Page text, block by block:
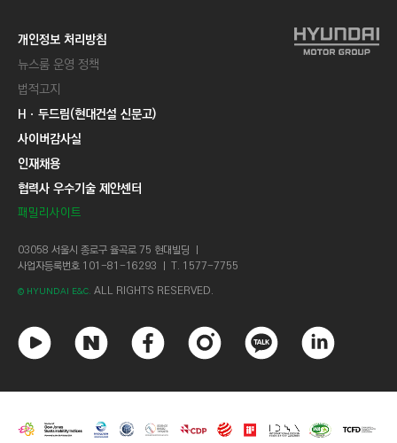
개인정보 처리방침
뉴스룸 운영 정책
법적고지
Hㆍ두드림(현대건설 신문고)
사이버감사실
인재채용
협력사 우수기술 제안센터
패밀리사이트
03058 서울시 종로구 율곡로 75 현대빌딩 ㅣ
사업자등록번호 101-81-16293 ㅣ T. 1577-7755
© HYUNDAI E&C. ALL RIGHTS RESERVED.
튜
브
이
이
스
스
타
카
오
크
드